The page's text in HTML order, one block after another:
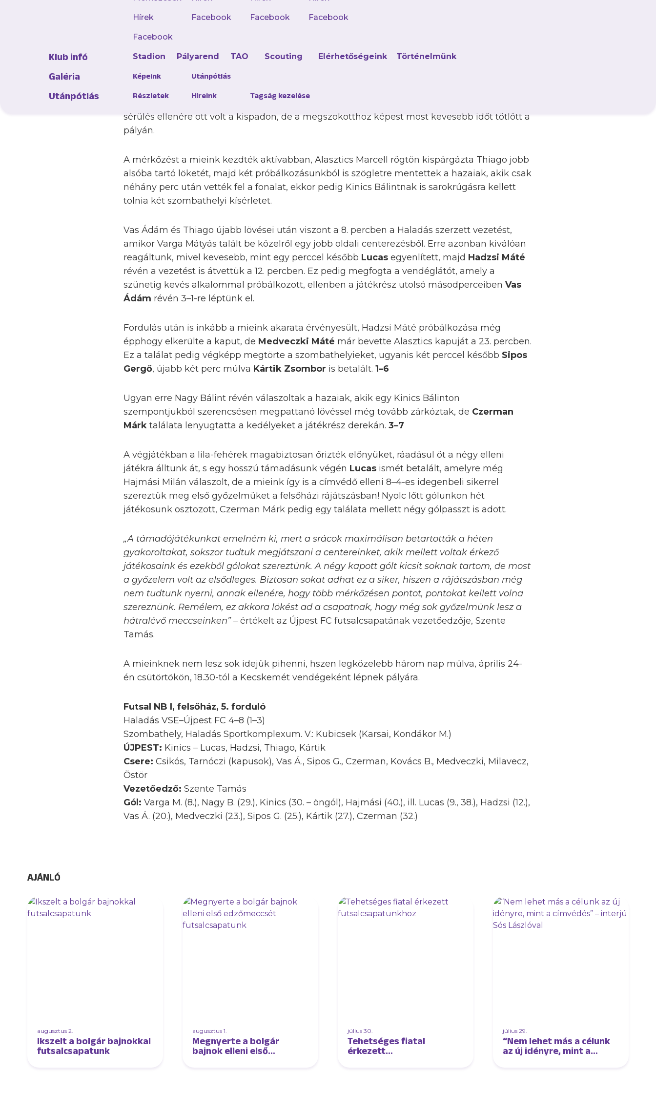
Hírek
Facebook
Facebook Facebook Facebook
Klub infó Stadion Pályarend TAO Scouting Elérhetőségeink Történelmünk
Galéria Képeink Utánpótlás
Utánpótlás Részletek Híreink Tagság kezelése
A rájátszásban még nyeretlen csapatok csaptak össze a felsőház ötödik körében
Szombathelyen, a mieinknek pedig ezúttal is egyértelmű célja volt a három pont
Gémesi Gergőn kívül csak Szente Bencére nem számíthatott, illetve Östör Martin kisebb
sérülés ellenére ott volt a kispadon, de a megszokotthoz képest most kevesebb időt tötlött a
pályán.
A mérkőzést a mieink kezdték aktívabban, Alasztics Marcell rögtön kispárgázta Thiago jobb
alsóba tartó löketét, majd két próbálkozásunkból is szögletre mentettek a hazaiak, akik csak
néhány perc után vették fel a fonalat, ekkor pedig Kinics Bálintnak is sarokrúgásra kellett
tolnia két szombathelyi kísérletet.
Vas Ádám és Thiago újabb lövései után viszont a 8. percben a Haladás szerzett vezetést,
amikor Varga Mátyás talált be közelről egy jobb oldali centerezésből. Erre azonban kiválóan
reagáltunk, mivel kevesebb, mint egy perccel később Lucas egyenlített, majd Hadzsi Máté
révén a vezetést is átvettük a 12. percben. Ez pedig megfogta a vendéglátót, amely a
szünetig kevés alkalommal próbálkozott, ellenben a játékrész utolsó másodperceibenVas
Ádám révén 3–1-re léptünk el.
Fordulás után is inkább a mieink akarata érvényesült, Hadzsi Máté próbálkozása még
épphogy elkerülte a kaput, de Medveczki Máté már bevette Alasztics kapuját a 23. percben.
Ez a találat pedig végképp megtörte a szombathelyieket, ugyanis két perccel később Sipos
Gergő, újabb két perc múlva Kártik Zsombor is betalált. 1–6
Ugyan erre Nagy Bálint révén válaszoltak a hazaiak, akik egy Kinics Bálinton
szempontjukból szerencsésen megpattanó lövéssel még tovább zárkóztak, de Czerman
Márk találata lenyugtatta a kedélyeket a játékrész derekán.3–7
A végjátékban a lila-fehérek magabiztosan őrizték előnyüket, ráadásul öt a négy elleni
játékra álltunk át, s egy hosszú támadásunk végén Lucas ismét betalált, amelyre még
Hajmási Milán válaszolt, de a mieink így is a címvédő elleni 8–4-es idegenbeli sikerrel
szereztük meg első győzelmüket a felsőházi rájátszásban! Nyolc lőtt gólunkon hét
játékosunk osztozott, Czerman Márk pedig egy találata mellett négy gólpasszt is adott.
„A támadójátékunkat emelném ki, mert a srácok maximálisan betartották a héten
gyakoroltakat, sokszor tudtuk megjátszani a centereinket, akik mellett voltak érkező
játékosaink és ezekből gólokat szereztünk. A négy kapott gólt kicsit soknak tartom, de most
a győzelem volt az elsődleges. Biztosan sokat adhat ez a siker, hiszen a rájátszásban még
nem tudtunk nyerni, annak ellenére, hogy több mérkőzésen pontot, pontokat kellett volna
szereznünk. Remélem, ez akkora lökést ad a csapatnak, hogy még sok győzelmünk lesz a
hátralévő meccseinken”– értékelt az Újpest FC futsalcsapatának vezetőedzője, Szente
Tamás.
A mieinknek nem lesz sok idejük pihenni, hszen legközelebb három nap múlva, április 24-
én csütörtökön, 18.30-tól a Kecskemét vendégeként lépnek pályára.
Futsal NB I, felsőház, 5. forduló
Haladás VSE–Újpest FC 4–8 (1–3)
Szombathely, Haladás Sportkomplexum. V.: Kubicsek (Karsai, Kondákor M.)
ÚJPEST: Kinics – Lucas, Hadzsi, Thiago, Kártik
Csere: Csikós, Tarnóczi (kapusok), Vas Á., Sipos G., Czerman, Kovács B., Medveczki, Milavecz,
Östör
Vezetőedző: Szente Tamás
Gól: Varga M. (8.), Nagy B. (29.), Kinics (30. – öngól), Hajmási (40.), ill. Lucas (9., 38.), Hadzsi (12.),
Vas Á. (20.), Medveczki (23.), Sipos G. (25.), Kártik (27.), Czerman (32.)
AJÁNLÓ
augusztus 2.
Ikszelt a bolgár bajnokkal
futsalcsapatunk
augusztus 1.
Megnyerte a bolgár
bajnok elleni első
július 30.
Tehetséges fiatal
érkezett
július 29.
“Nem lehet más a célunk
az új idényre, mint a